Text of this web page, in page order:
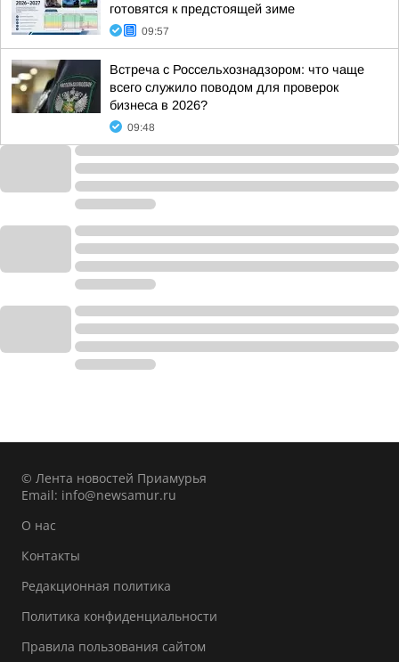
готовятся к предстоящей зиме
09:57
Встреча с Россельхознадзором: что чаще
всего служило поводом для проверок
бизнеса в 2026?
09:48
© Лента новостей Приамурья
Email: info@newsamur.ru
О нас
Контакты
Редакционная политика
Политика конфиденциальности
Правила пользования сайтом